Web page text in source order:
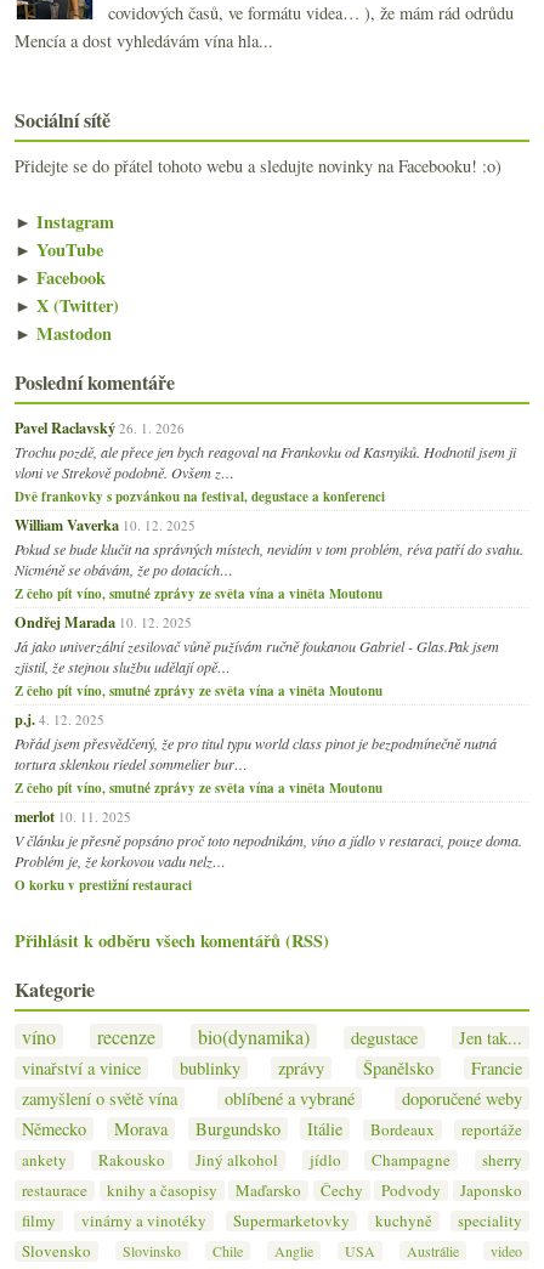
covidových časů, ve formátu videa… ), že mám rád odrůdu
Mencía a dost vyhledávám vína hla...
Sociální sítě
Přidejte se do přátel tohoto webu a sledujte novinky na Facebooku! :o)
► Instagram
► YouTube
► Facebook
► X (Twitter)
► Mastodon
Poslední komentáře
Pavel Raclavský 26. 1. 2026
Trochu pozdě, ale přece jen bych reagoval na Frankovku od Kasnyiků. Hodnotil jsem ji
vloni ve Strekově podobně. Ovšem z…
Dvě frankovky s pozvánkou na festival, degustace a konferenci
William Vaverka 10. 12. 2025
Pokud se bude klučit na správných místech, nevidím v tom problém, réva patří do svahu.
Nicméně se obávám, že po dotacích…
Z čeho pít víno, smutné zprávy ze světa vína a viněta Moutonu
Ondřej Marada 10. 12. 2025
Já jako univerzální zesilovač vůně pužívám ručně foukanou Gabriel - Glas.Pak jsem
zjistil, že stejnou službu udělají opě…
Z čeho pít víno, smutné zprávy ze světa vína a viněta Moutonu
p.j. 4. 12. 2025
Pořád jsem přesvědčený, že pro titul typu world class pinot je bezpodmínečně nutná
tortura sklenkou riedel sommelier bur…
Z čeho pít víno, smutné zprávy ze světa vína a viněta Moutonu
merlot 10. 11. 2025
V článku je přesně popsáno proč toto nepodnikám, víno a jídlo v restaraci, pouze doma.
Problém je, že korkovou vadu nelz…
O korku v prestižní restauraci
Přihlásit k odběru všech komentářů (RSS)
Kategorie
víno recenze bio(dynamika) degustace
Jen tak...
vinařství a vinice
bublinky zprávy Španělsko
Francie
zamyšlení o světě vína
oblíbené a vybrané
doporučené weby
Německo
Morava Burgundsko Itálie Bordeaux
reportáže
ankety
Rakousko Jiný alkohol jídlo Champagne
sherry
restaurace
knihy a časopisy Maďarsko Čechy Podvody
Japonsko
filmy
vinárny a vinotéky Supermarketovky kuchyně
speciality
Slovensko
Slovinsko Chile Anglie USA Austrálie video